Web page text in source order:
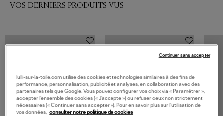
VOS DERNIERS PRODUITS VUS
lulli-sur-la-toile.com utilise des cookies et technologies similaires à des fins de
performance, personnalisation, publicité et analyses, en collaboration avec des
partenaires tels que Google. Vous pouvez configurer vos choix via « Paramétrer »,
accepter l’ensemble des cookies (« J’accepte ») ou refuser ceux non strictement
nécessaires (« Continuer sans accepter »). Pour en savoir plus sur l’utilisation de
vos données,
consulter notre politique de cookies
Continuer sans accepter